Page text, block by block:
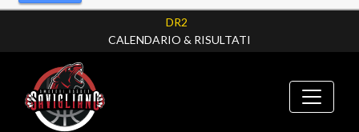
DR2
CALENDARIO & RISULTATI